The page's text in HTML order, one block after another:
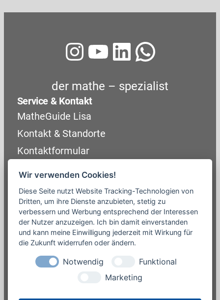
Instagram
YouTube
LinkedIn
der mathe – spezialist
Service & Kontakt
MatheGuide Lisa
Kontakt & Standorte
Kontaktformular
Über uns
Mathe-Trainer werden
Wissensvorsprung (Blog)
Presse / Medien
Rechtliches
Impressum
Datenschutzerklärung
Wir verwenden Cookies!
Diese Seite nutzt Website Tracking-Technologien von
Dritten, um ihre Dienste anzubieten, stetig zu
verbessern und Werbung entsprechend der Interessen
der Nutzer anzuzeigen. Ich bin damit einverstanden
und kann meine Einwilligung jederzeit mit Wirkung für
die Zukunft widerrufen oder ändern.
Notwendig
Funktional
Marketing